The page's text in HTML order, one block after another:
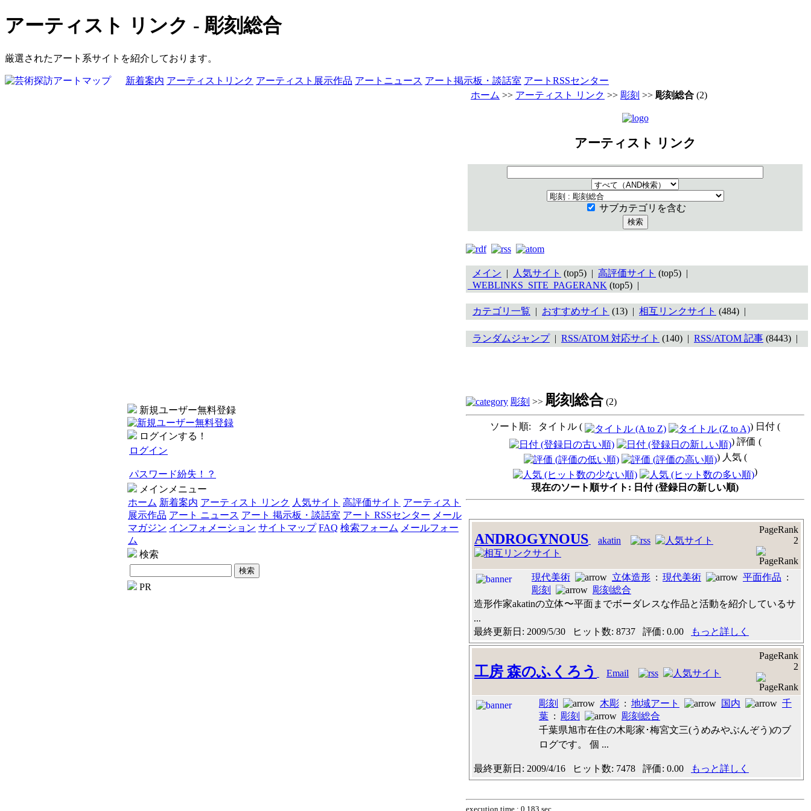
アーティスト リンク - 彫刻総合
厳選されたアート系サイトを紹介しております。
新着案内 アーティストリンク アーティスト展示作品 アートニュース アート掲示板・談話室 アートRSSセンター
新規ユーザー無料登録
ログインする！
ログイン
パスワード紛失！？
メインメニュー
ホーム 新着案内 アーティスト リンク 人気サイト 高評価サイト アーティスト
展示作品 アート ニュース アート 掲示板・談話室 アート RSSセンター メール
マガジン インフォメーション サイトマップ FAQ 検索フォーム メールフォー
ム
検索
PR
ホーム >> アーティスト リンク >> 彫刻 >> 彫刻総合 (2)
アーティスト リンク
サブカテゴリを含む
メイン | 人気サイト (top5) | 高評価サイト (top5) |
_WEBLINKS_SITE_PAGERANK (top5) |
カテゴリ一覧 | おすすめサイト (13) | 相互リンクサイト (484) |
ランダムジャンプ| RSS/ATOM 対応サイト (140) | RSS/ATOM 記事 (8443) |
彫刻 >> 彫刻総合(2)
ソート順: タイトル (
) 日付 (
) 評価 (
) 人気 (
)
現在のソート順サイト: 日付 (登録日の新しい順)
ANDROGYNOUS akatin
PageRank
2
現代美術 立体造形 : 現代美術 平面作品 :
彫刻
彫刻総合
造形作家akatinの立体〜平面までボーダレスな作品と活動を紹介しているサ
...
最終更新日: 2009/5/30 ヒット数: 8737 評価: 0.00
もっと詳しく
工房 森のふくろう Email
PageRank
2
彫刻 木彫 : 地域アート 国内
千
葉 : 彫刻
彫刻総合
千葉県旭市在住の木彫家･梅宮文三(うめみやぶんぞう)のブ
ログです。 個 ...
最終更新日: 2009/4/16 ヒット数: 7478 評価: 0.00 もっと詳しく
execution time : 0.183 sec